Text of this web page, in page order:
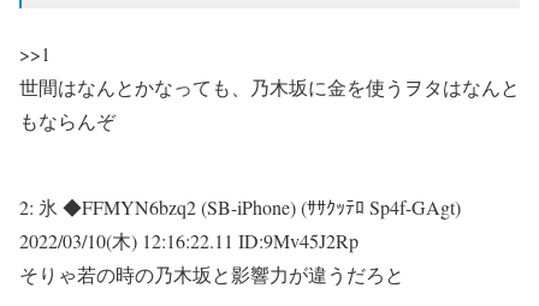
>>1
世間はなんとかなっても、乃木坂に金を使うヲタはなんと
もならんぞ
2: 氷 ◆FFMYN6bzq2 (SB-iPhone) (ｻｻｸｯﾃﾛ Sp4f-GAgt)
2022/03/10(木) 12:16:22.11 ID:9Mv45J2Rp
そりゃ若の時の乃木坂と影響力が違うだろと